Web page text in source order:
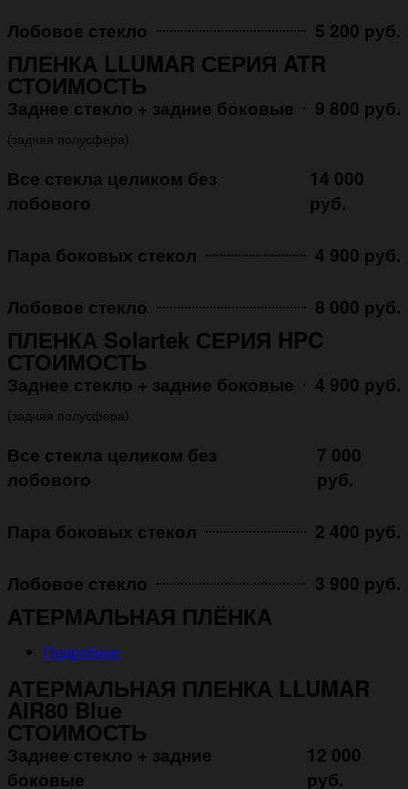
Лобовое стекло 5 200 руб.
ПЛЕНКА LLUMAR СЕРИЯ ATR
СТОИМОСТЬ
Заднее стекло + задние боковые 9 800 руб.
(задняя полусфера)
Все стекла целиком без
лобового
14 000
руб.
Пара боковых стекол 4 900 руб.
Лобовое стекло 8 000 руб.
ПЛЕНКА Solartek СЕРИЯ HPC
СТОИМОСТЬ
Заднее стекло + задние боковые 4 900 руб.
(задняя полусфера)
Все стекла целиком без
лобового
7 000
руб.
Пара боковых стекол 2 400 руб.
Лобовое стекло 3 900 руб.
АТЕРМАЛЬНАЯ ПЛЁНКА
Подробнее
АТЕРМАЛЬНАЯ ПЛЕНКА LLUMAR
AIR80 Blue
СТОИМОСТЬ
Заднее стекло + задние
боковые
12 000
руб.